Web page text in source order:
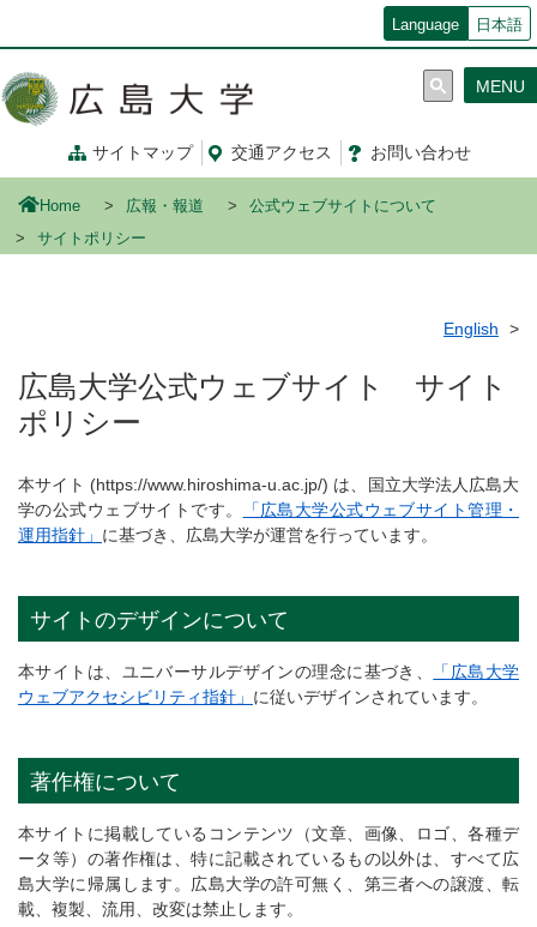
コ
ン
移
Language 日本語
サイトマップ 交通アクセス お問い合わせ
MENU
Home 広報・報道
公式ウェブサイトについて
サイトポリシー
English
広島大学公式ウェブサイト サイト
ポリシー
本サイト (https://www.hiroshima-u.ac.jp/) は、国立大学法人広島大
学の公式ウェブサイトです。
「広島大学公式ウェブサイト管理・
運用指針」 に基づき、広島大学が運営を行っています。
サイトのデザインについて
本サイトは、ユニバーサルデザインの理念に基づき、
「広島大学
ウェブアクセシビリティ指針」 に従いデザインされています。
著作権について
本サイトに掲載しているコンテンツ（文章、画像、ロゴ、各種デ
ータ等）の著作権は、特に記載されているもの以外は、すべて広
島大学に帰属します。広島大学の許可無く、第三者への譲渡、転
載、複製、流用、改変は禁止します。